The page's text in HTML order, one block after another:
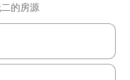
的房源
查看，或通过点击或滑动手势